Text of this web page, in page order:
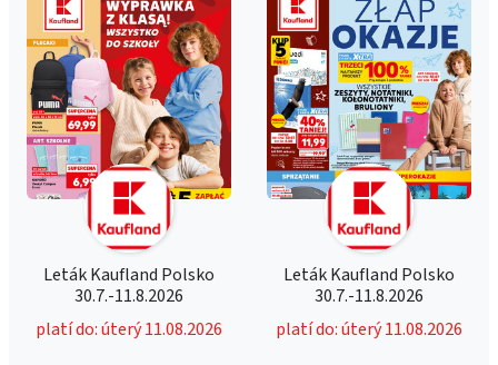
Leták Kaufland Polsko
30.7.-11.8.2026
platí do: úterý 11.08.2026
Leták Kaufland Polsko
30.7.-11.8.2026
platí do: úterý 11.08.2026